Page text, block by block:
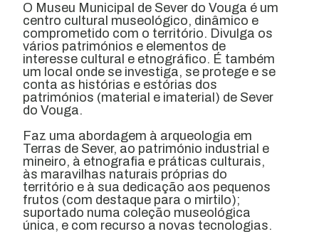
O Museu Municipal de Sever do Vouga é um
centro cultural museológico, dinâmico e
comprometido com o território. Divulga os
vários patrimónios e elementos de
interesse cultural e etnográfico. É também
um local onde se investiga, se protege e se
conta as histórias e estórias dos
patrimónios (material e imaterial) de Sever
do Vouga.
Faz uma abordagem à arqueologia em
Terras de Sever, ao património industrial e
mineiro, à etnografia e práticas culturais,
às maravilhas naturais próprias do
território e à sua dedicação aos pequenos
frutos (com destaque para o mirtilo);
suportado numa coleção museológica
única, e com recurso a novas tecnologias.